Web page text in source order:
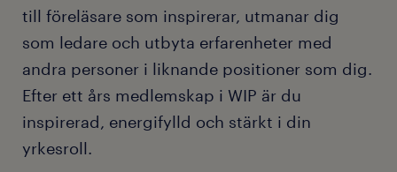
till föreläsare som inspirerar, utmanar dig
som ledare och utbyta erfarenheter med
andra personer i liknande positioner som dig.
Efter ett års medlemskap i WIP är du
inspirerad, energifylld och stärkt i din
yrkesroll.